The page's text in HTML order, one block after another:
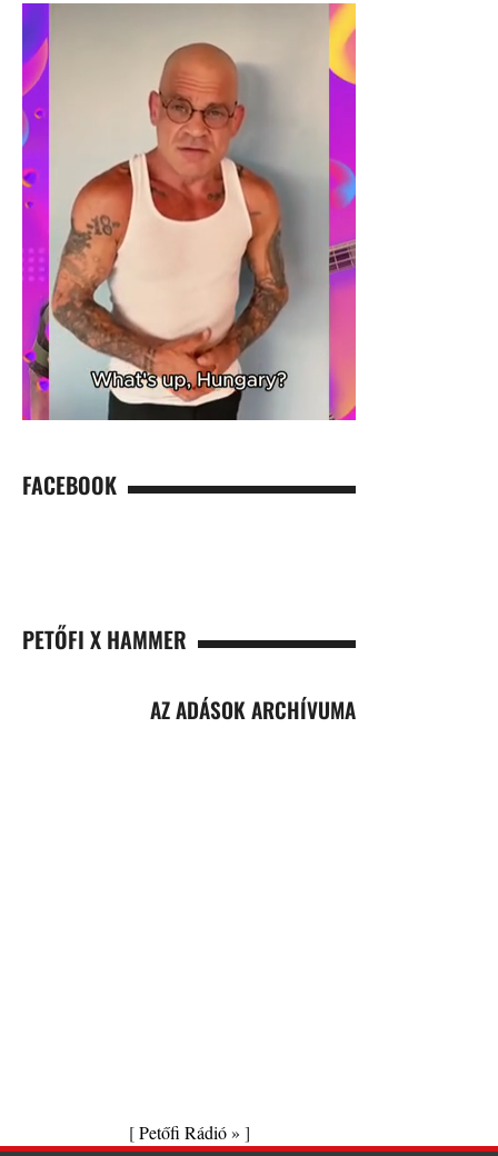
FACEBOOK
PETŐFI X HAMMER
AZ ADÁSOK ARCHÍVUMA
[Petőfi Rádió » ]